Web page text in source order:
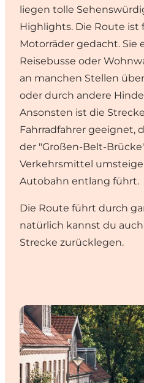
liegen tolle
Highlights. Die Route ist
Motorräder gedacht. Sie
Reisebusse oder
an manchen Stellen
oder durch andere
Ansonsten ist die
Fahrradfahrer geeignet,
der "Großen-Belt-
Verkehrsmittel
Autobahn entlang führt.
Die Route führt durch
natürlich kannst du
Strecke zurücklegen.